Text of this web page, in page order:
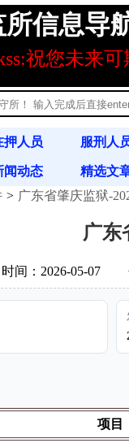
所信息导
祝您未来可
押人员 服刑人
闻动态 精选文
刑名单 法律法
广东省肇庆监狱-
广东
时间：2026-05-07
项目